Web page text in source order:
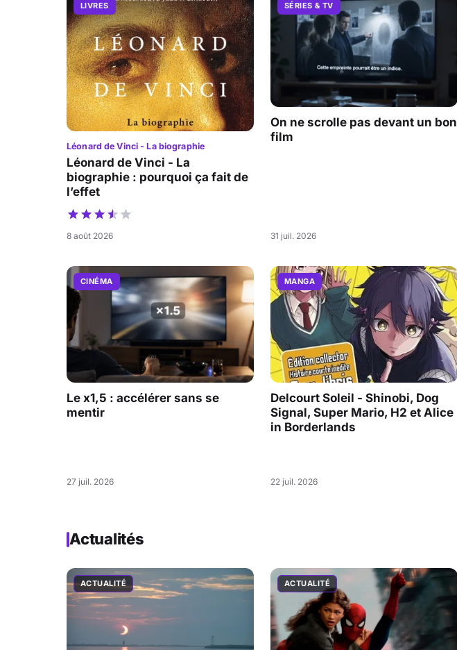
LIVRES
Léonard de Vinci - La biographie
Léonard de Vinci - La
biographie : pourquoi ça fait de
l’effet
8 août 2026
SÉRIES & TV
On ne scrolle pas devant un bon
film
31 juil. 2026
CINÉMA
Le x1,5 : accélérer sans se
mentir
27 juil. 2026
MANGA
Delcourt Soleil - Shinobi, Dog
Signal, Super Mario, H2 et Alice
in Borderlands
22 juil. 2026
Actualités
ACTUALITÉ ACTUALITÉ